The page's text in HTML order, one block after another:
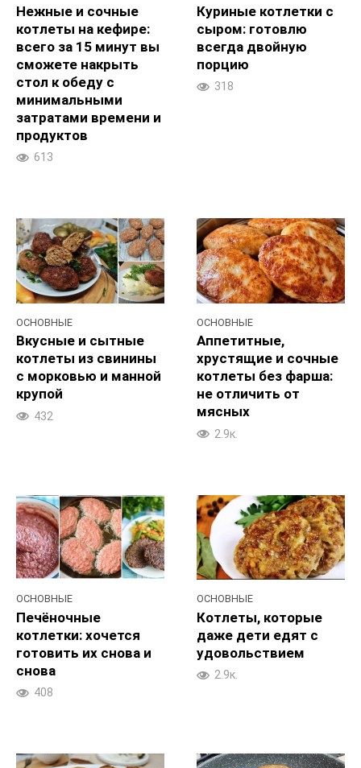
Нежные и сочные
котлеты на кефире:
всего за 15 минут вы
сможете накрыть
стол к обеду с
минимальными
затратами времени и
продуктов
613
Куриные котлетки с
сыром: готовлю
всегда двойную
порцию
318
ОСНОВНЫЕ
Вкусные и сытные
котлеты из свинины
с морковью и манной
крупой
432
ОСНОВНЫЕ
Аппетитные,
хрустящие и сочные
котлеты без фарша:
не отличить от
мясных
2.9к.
ОСНОВНЫЕ
Печёночные
котлетки: хочется
готовить их снова и
снова
408
ОСНОВНЫЕ
Котлеты, которые
даже дети едят с
удовольствием
2.9к.